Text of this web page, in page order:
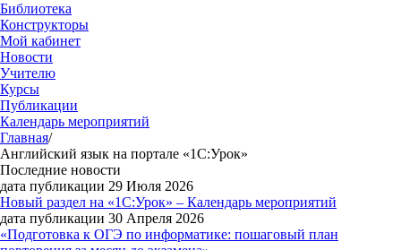
Библиотека
Конструкторы
Мой кабинет
Новости
Учителю
Курсы
Публикации
Календарь мероприятий
Главная/
Английский язык на портале «1С:Урок»
Последние новости
дата публикации 29 Июля 2026
Новый раздел на «1С:Урок» – Календарь мероприятий
дата публикации 30 Апреля 2026
«Подготовка к ОГЭ по информатике: пошаговый план